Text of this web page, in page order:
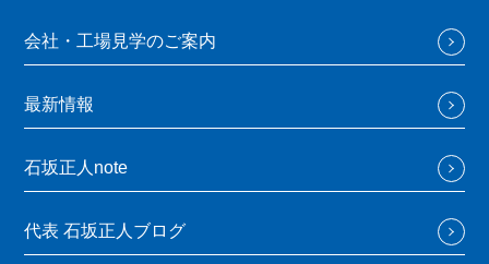
会社・工場見学のご案内
最新情報
石坂正人note
代表 石坂正人ブログ